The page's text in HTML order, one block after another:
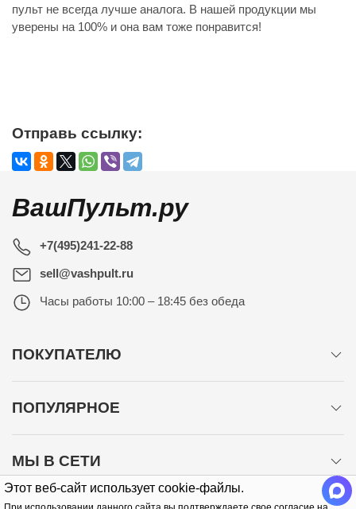
Этот веб-сайт использует cookie-файлы.
пульт не всегда лучше аналога. В нашей продукции мы
уверены на 100% и она вам тоже понравится!
Отправь ссылку:
ВашПульт.ру
+7(495)241-22-88
sell@vashpult.ru
Часы работы 10:00 – 18:45 без обеда
ПОКУПАТЕЛЮ
ПОПУЛЯРНОЕ
МЫ В СЕТИ